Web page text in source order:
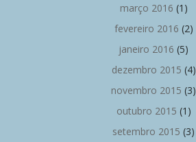
março 2016 (1)
fevereiro 2016 (2)
janeiro 2016 (5)
dezembro 2015 (4)
novembro 2015 (3)
outubro 2015 (1)
setembro 2015 (3)